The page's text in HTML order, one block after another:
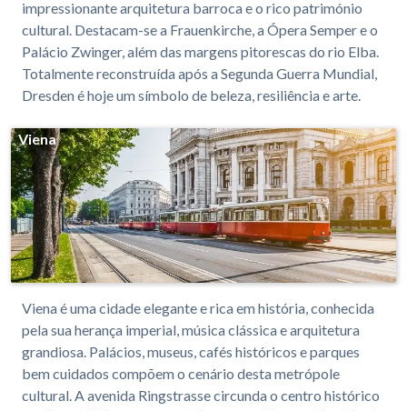
impressionante arquitetura barroca e o rico património
cultural. Destacam-se a Frauenkirche, a Ópera Semper e o
Palácio Zwinger, além das margens pitorescas do rio Elba.
Totalmente reconstruída após a Segunda Guerra Mundial,
Dresden é hoje um símbolo de beleza, resiliência e arte.
Viena
Viena é uma cidade elegante e rica em história, conhecida
pela sua herança imperial, música clássica e arquitetura
grandiosa. Palácios, museus, cafés históricos e parques
bem cuidados compõem o cenário desta metrópole
cultural. A avenida Ringstrasse circunda o centro histórico